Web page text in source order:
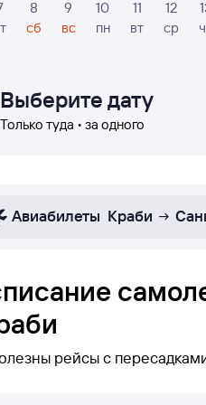
8
сб
9
вс
10
пн
11
вт
12
ср
Выберите дату
Только туда • за одного
Авиабилеты Краби
рейсы с